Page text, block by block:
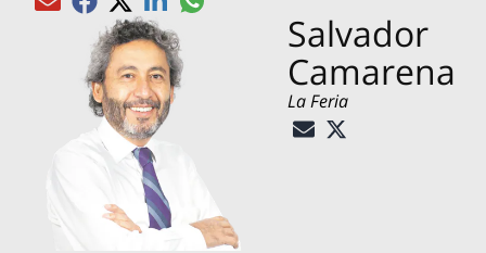
Compartir el artículo actual mediante Email
Compartir el artículo actual mediante Facebook
Compartir el artículo actual mediante Twitter
Compartir el artículo actual mediante
Compartir el artículo actual mediante
Salvador
Camarena
La Feria